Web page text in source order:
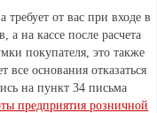
от вас при входе в
а на кассе после расчета
покупателя, это также
все основания отказаться
на пункт 34 письма
предприятия розничной